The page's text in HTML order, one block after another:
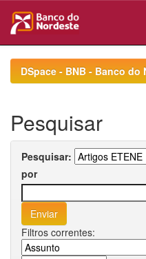
navigationDSpace - BNB - Banco
Pesquisar
Pesquisar:
por
Filtros correntes: